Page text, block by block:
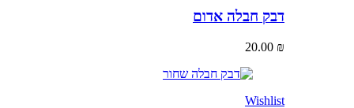
דבק חבלה אדום
20.00
Wishlist